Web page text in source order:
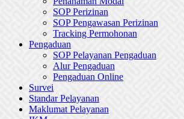
SOP Perizinan
SOP Pengawasan Perizinan
Tracking Permohonan
Pengaduan
SOP Pelayanan Pengaduan
Alur Pengaduan
Pengaduan Online
Survei
Standar Pelayanan
Maklumat Pelayanan